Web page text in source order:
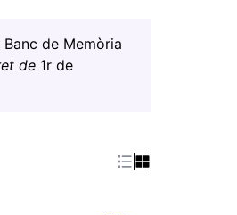
de Memòria
de 1r de